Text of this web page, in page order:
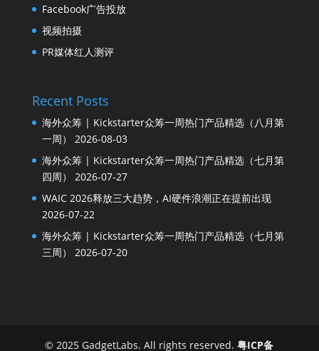
Facebook广告投放
视频拍摄
PR媒体红人测评
Recent Posts
海外众筹 | Kickstarter众筹一周热门产品精选（八月第
一周）
2026-08-03
海外众筹 | Kickstarter众筹一周热门产品精选（七月第
四周）
2026-07-27
WAIC 2026释放三大趋势，AI硬件浪潮正在提前出现
2026-07-22
海外众筹 | Kickstarter众筹一周热门产品精选（七月第
三周）
2026-07-20
© 2025 GadgetLabs. All rights reserved.粤ICP备